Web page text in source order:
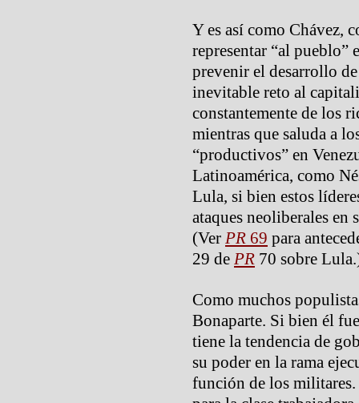
Y es así como Chávez,
representar “al pueblo”
prevenir el desarrollo
inevitable reto al
constantemente de los
mientras que saluda a
“productivos” en
Latinoamérica, como
Lula, si bien estos
ataques neoliberales en
(Ver PR 69 para
29 de PR 70 sobre
Como muchos
Bonaparte. Si bien él
tiene la tendencia de
su poder en la rama
función de los